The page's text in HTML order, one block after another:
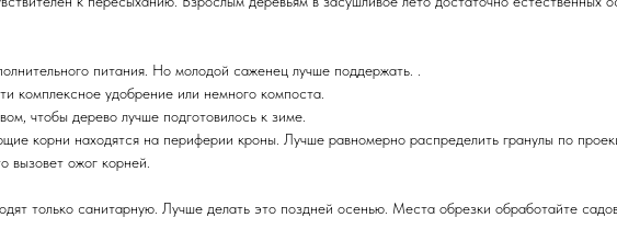
питания. Но молодой саженец лучше поддержать. .
комплексное удобрение или немного компоста.
чтобы дерево лучше подготовилось к зиме.
корни находятся на периферии кроны. Лучше равномерно распределить гранулы по
вызовет ожог корней.
только санитарную. Лучше делать это поздней осенью. Места обрезки обработайте